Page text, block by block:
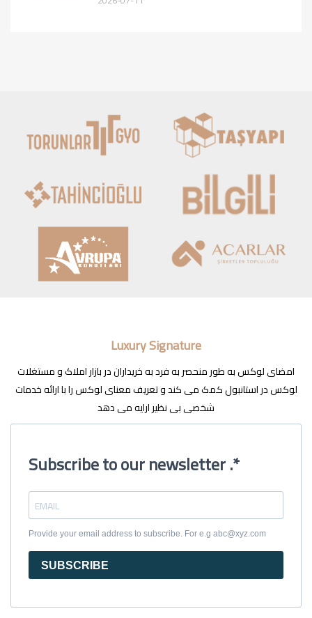
Luxury Signature
امضای لوکس به طور منحصر به فرد به خریداران در بازار املاک و مستغلات
لوکس در استانبول کمک می کند و تعریف معنای لوکس را با ارائه خدمات
شخصی بی نظیر ارایه می دهد
Subscribe to our newsletter .*
Provide your email address to subscribe. For e.g abc@xyz.com
SUBSCRIBE